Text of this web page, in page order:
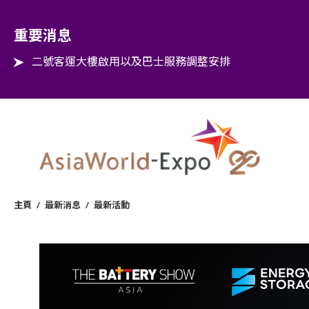
重要消息
二號客運大樓啟用以及巴士服務調整安排
主頁 / 最新消息 / 最新活動